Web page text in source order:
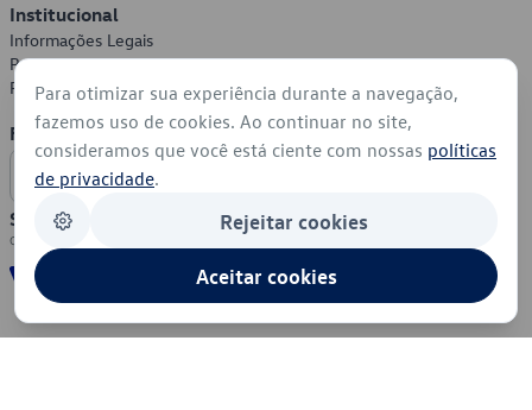
Institucional
Informações Legais
Política de Privacidade
Política de Cookies
Formas de Pagamento
Segurança
Para otimizar sua experiência durante a navegação,
fazemos uso de cookies. Ao continuar no site,
consideramos que você está ciente com nossas políticas
de privacidade.
Rejeitar cookies
Aceitar cookies